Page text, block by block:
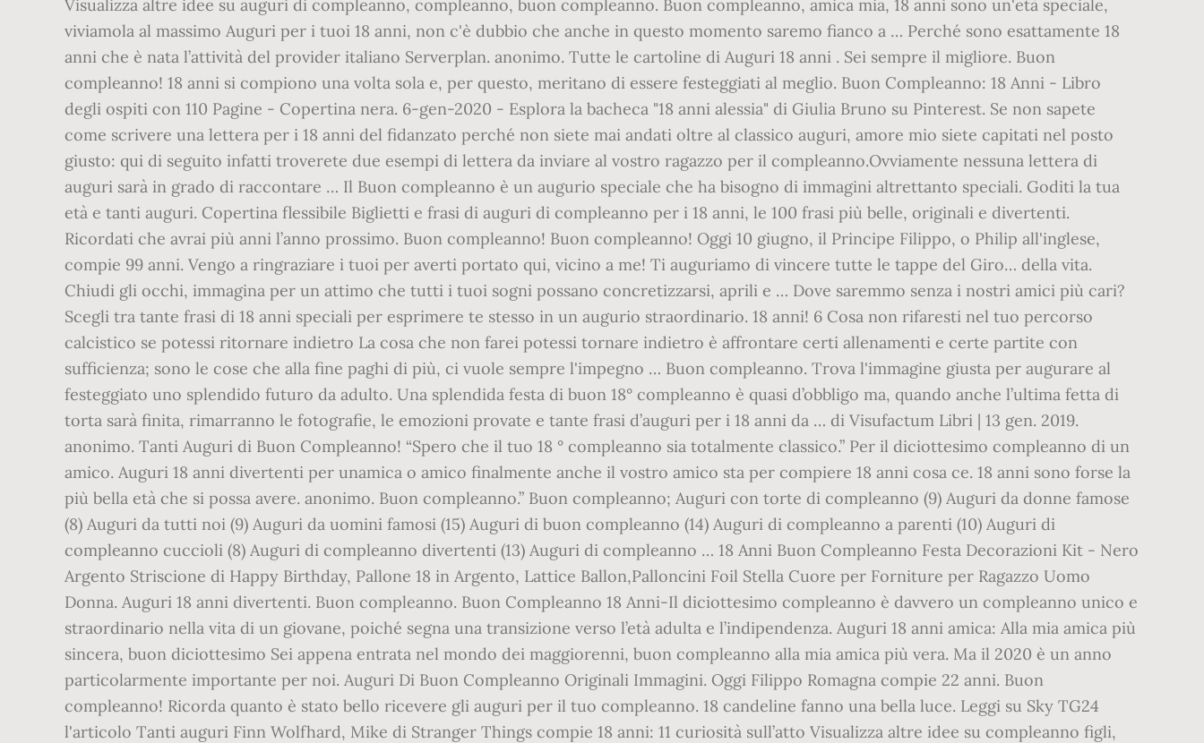
Visualizza altre idee su auguri di compleanno, compleanno, buon compleanno. Buon compleanno, amica mia, 18 anni sono un'età speciale,
viviamola al massimo Auguri per i tuoi 18 anni, non c'è dubbio che anche in questo momento saremo fianco a … Perché sono esattamente 18
anni che è nata l’attività del provider italiano Serverplan. anonimo. Tutte le cartoline di Auguri 18 anni . Sei sempre il migliore. Buon
compleanno! 18 anni si compiono una volta sola e, per questo, meritano di essere festeggiati al meglio. Buon Compleanno: 18 Anni - Libro
degli ospiti con 110 Pagine - Copertina nera. 6-gen-2020 - Esplora la bacheca "18 anni alessia" di Giulia Bruno su Pinterest. Se non sapete
come scrivere una lettera per i 18 anni del fidanzato perché non siete mai andati oltre al classico auguri, amore mio siete capitati nel posto
giusto: qui di seguito infatti troverete due esempi di lettera da inviare al vostro ragazzo per il compleanno.Ovviamente nessuna lettera di
auguri sarà in grado di raccontare … Il Buon compleanno è un augurio speciale che ha bisogno di immagini altrettanto speciali. Goditi la tua
età e tanti auguri. Copertina flessibile Biglietti e frasi di auguri di compleanno per i 18 anni, le 100 frasi più belle, originali e divertenti.
Ricordati che avrai più anni l’anno prossimo. Buon compleanno! Buon compleanno! Oggi 10 giugno, il Principe Filippo, o Philip all'inglese,
compie 99 anni. Vengo a ringraziare i tuoi per averti portato qui, vicino a me! Ti auguriamo di vincere tutte le tappe del Giro… della vita.
Chiudi gli occhi, immagina per un attimo che tutti i tuoi sogni possano concretizzarsi, aprili e … Dove saremmo senza i nostri amici più cari?
Scegli tra tante frasi di 18 anni speciali per esprimere te stesso in un augurio straordinario. 18 anni! 6 Cosa non rifaresti nel tuo percorso
calcistico se potessi ritornare indietro La cosa che non farei potessi tornare indietro è affrontare certi allenamenti e certe partite con
sufficienza; sono le cose che alla fine paghi di più, ci vuole sempre l'impegno … Buon compleanno. Trova l'immagine giusta per augurare al
festeggiato uno splendido futuro da adulto. Una splendida festa di buon 18° compleanno è quasi d’obbligo ma, quando anche l’ultima fetta di
torta sarà finita, rimarranno le fotografie, le emozioni provate e tante frasi d’auguri per i 18 anni da … di Visufactum Libri | 13 gen. 2019.
anonimo. Tanti Auguri di Buon Compleanno! “Spero che il tuo 18 ° compleanno sia totalmente classico.” Per il diciottesimo compleanno di un
amico. Auguri 18 anni divertenti per unamica o amico finalmente anche il vostro amico sta per compiere 18 anni cosa ce. 18 anni sono forse la
più bella età che si possa avere. anonimo. Buon compleanno.” Buon compleanno; Auguri con torte di compleanno (9) Auguri da donne famose
(8) Auguri da tutti noi (9) Auguri da uomini famosi (15) Auguri di buon compleanno (14) Auguri di compleanno a parenti (10) Auguri di
compleanno cuccioli (8) Auguri di compleanno divertenti (13) Auguri di compleanno … 18 Anni Buon Compleanno Festa Decorazioni Kit - Nero
Argento Striscione di Happy Birthday, Pallone 18 in Argento, Lattice Ballon,Palloncini Foil Stella Cuore per Forniture per Ragazzo Uomo
Donna. Auguri 18 anni divertenti. Buon compleanno. Buon Compleanno 18 Anni-Il diciottesimo compleanno è davvero un compleanno unico e
straordinario nella vita di un giovane, poiché segna una transizione verso l’età adulta e l’indipendenza. Auguri 18 anni amica: Alla mia amica più
sincera, buon diciottesimo Sei appena entrata nel mondo dei maggiorenni, buon compleanno alla mia amica più vera. Ma il 2020 è un anno
particolarmente importante per noi. Auguri Di Buon Compleanno Originali Immagini. Oggi Filippo Romagna compie 22 anni. Buon
compleanno! Ricorda quanto è stato bello ricevere gli auguri per il tuo compleanno. 18 candeline fanno una bella luce. Leggi su Sky TG24
l'articolo Tanti auguri Finn Wolfhard, Mike di Stranger Things compie 18 anni: 11 curiosità sull’atto Visualizza altre idee su compleanno figli,